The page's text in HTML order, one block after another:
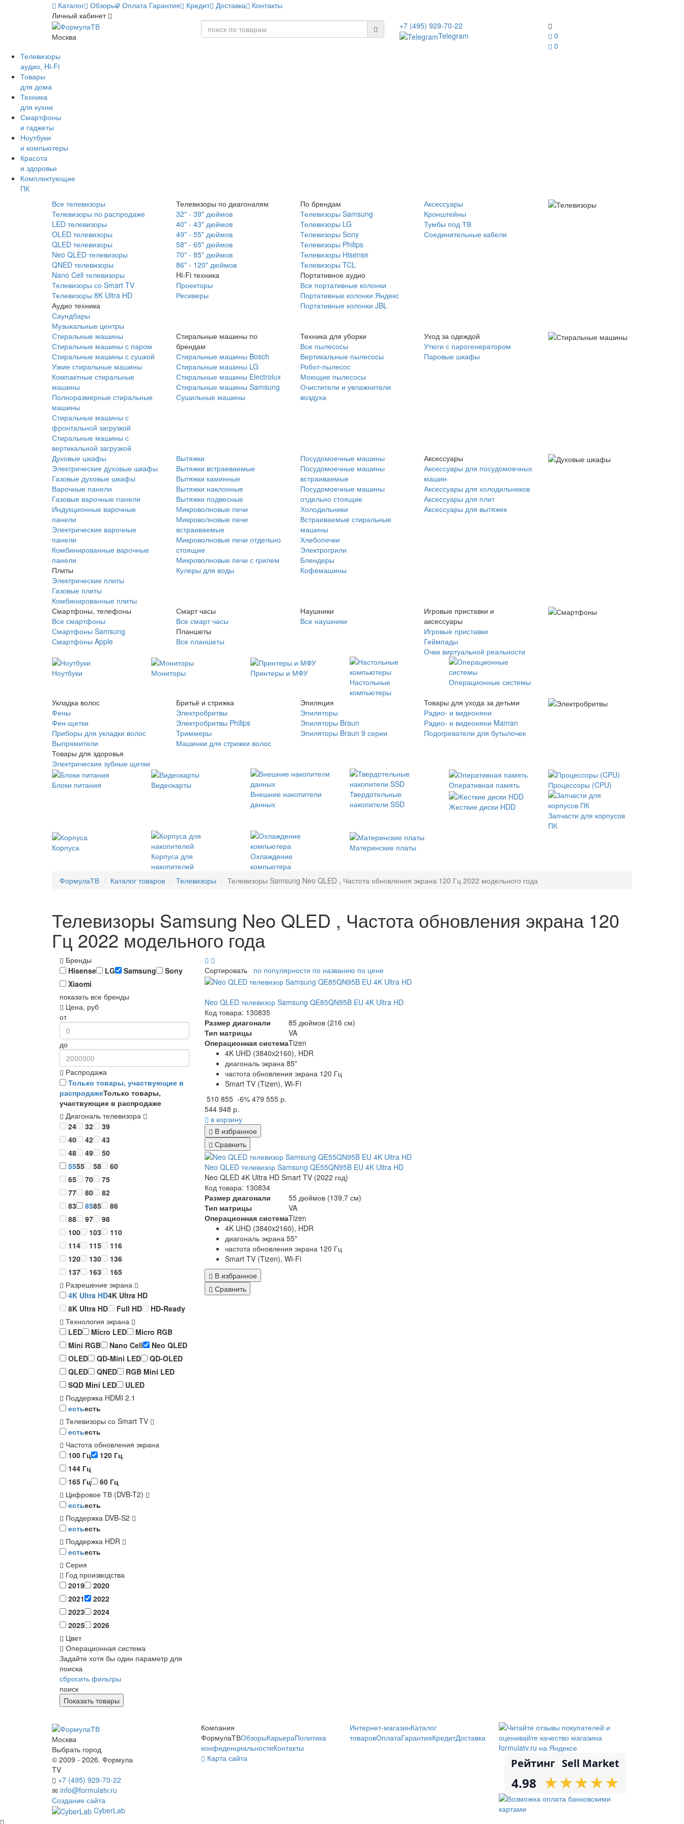
Каталог Обзоры Оплата Гарантия Кредит Доставка
Контакты
Личный кабинет
Москва
0
0
+7 (495) 929-70-22
Telegram
Телевизоры
аудио, Hi-Fi
Товары
для дома
Техника
для кухни
Смартфоны
и гаджеты
Ноутбуки
и компьютеры
Красота
и здоровье
Комплектующие
ПК
Все телевизоры
Телевизоры по распродаже
LED телевизоры
OLED телевизоры
QLED телевизоры
Neo QLED телевизоры
QNED телевизоры
Nano Cell телевизоры
Телевизоры со Smart TV
Телевизоры 8K Ultra HD
Аудио техника
Саундбары
Музыкальные центры
Телевизоры по диагоналям
32" - 39" дюймов
40" - 43" дюймов
49" - 55" дюймов
58" - 65" дюймов
70" - 85" дюймов
86" - 120" дюймов
Hi-Fi техника
Проекторы
Ресиверы
По брендам
Телевизоры Samsung
Телевизоры LG
Телевизоры Sony
Телевизоры Philips
Телевизоры Hisense
Телевизоры TCL
Портативное аудио
Все портативные колонки
Портативные колонки Яндекс
Портативные колонки JBL
Аксессуары
Кронштейны
Тумбы под ТВ
Соединительные кабели
Стиральные машины
Стиральные машины с паром
Стиральные машины с сушкой
Узкие стиральные машины
Компактные стиральные
машины
Полноразмерные стиральные
машины
Стиральные машины с
фронтальной загрузкой
Стиральные машины с
вертикальной загрузкой
Стиральные машины по
брендам
Стиральные машины Bosch
Стиральные машины LG
Стиральные машины Electrolux
Стиральные машины Samsung
Сушильные машины
Техника для уборки
Все пылесосы
Вертикальные пылесосы
Робот-пылесос
Моющие пылесосы
Очистители и увлажнители
воздуха
Уход за одеждой
Утюги с парогенератором
Паровые шкафы
Духовые шкафы
Электрические духовые шкафы
Газовые духовые шкафы
Варочные панели
Газовые варочные панели
Индукционные варочные
панели
Электрические варочные
панели
Комбинированные варочные
панели
Плиты
Электрические плиты
Газовые плиты
Комбинированные плиты
Вытяжки
Вытяжки встраеваемые
Вытяжки каминные
Вытяжки наклонные
Вытяжки подвесные
Микроволновые печи
Микроволновые печи
встраиваемые
Микроволновые печи отдельно
стоящие
Микроволновые печи с грилем
Кулеры для воды
Посудомоечные машины
Посудомоечные машины
встраиваемые
Посудомоечные машины
отдельно стоящие
Холодильники
Встраиваемые стиральные
машины
Хлебопечки
Электрогрили
Блендеры
Кофемашины
Аксессуары
Аксессуары для посудомоечных
машин
Аксессуары для холодильников
Аксессуары для плит
Аксессуары для вытяжек
Смартфоны, телефоны
Все смартфоны
Смартфоны Samsung
Смартфоны Apple
Смарт часы
Все смарт часы
Планшеты
Все планшеты
Наушники
Все наушники
Игровые приставки и
аксессуары
Игровые приставки
Геймпады
Очки виртуальной реальности
Ноутбуки Мониторы
Принтеры и МФУ
Настольные
компьютеры
Операционные системы
Укладка волос
Фены
Фен-щетки
Приборы для укладки волос
Выпрямители
Товары для здоровья
Электрические зубные щетки
Бритьё и стрижка
Электробритвы
Электробритвы Philips
Триммеры
Машинки для стрижки волос
Эпиляция
Эпиляторы
Эпиляторы Braun
Эпиляторы Braun 9 серии
Товары для ухода за детьми
Радио- и видеоняни
Радио- и видеоняни Maman
Подогреватели для бутылочек
Блоки питания
Видеокарты
Внешние накопители
данных
Твердотельные
накопители SSD
Оперативная память Процессоры (CPU)
Жесткие диски HDD
Запчасти для корпусов
ПК
Корпуса
Корпуса для
накопителей
Охлаждение
компьютера
Материнские платы
ФормулаТВ Каталог товаров Телевизоры Телевизоры Samsung Neo QLED , Частота обновления экрана 120 Гц 2022 модельного года
Телевизоры Samsung Neo QLED , Частота обновления экрана 120
Гц 2022 модельного года
Бренды
Hisense
LG Samsung
Sony
Xiaomi
показать все бренды
Цена, руб
от
до
Распродажа
Только товары, участвующие в
распродажеТолько товары,
участвующие в распродаже
Диагональ телевизора
24
32
39
40
42
43
48
49
50
5555 58
60
65
70
75
77
80
82
83
8585
86
88
97
98
100
103
110
114
115
116
120
130
136
137
163
165
Разрешение экрана
4K Ultra HD4K Ultra HD
8K Ultra HD
Full HD
HD-Ready
Технология экрана
LED
Micro LED
Micro RGB
Mini RGB
Nano Cell
Neo QLED
OLED
QD-Mini LED
QD-OLED
QLED
QNED
RGB Mini LED
SQD Mini LED
ULED
Поддержка HDMI 2.1
естьесть
Телевизоры со Smart TV
естьесть
Частота обновления экрана
100 Гц
120 Гц
144 Гц
165 Гц
60 Гц
Цифровое ТВ (DVB-T2)
естьесть
Поддержка DVB-S2
естьесть
Поддержка HDR
естьесть
Серия
Год производства
2019
2020
2021
2022
2023
2024
2025
2026
Цвет
Операционная система
Задайте хотя бы один параметр для
поиска
сбросить фильтры
поиск
Сортировать по популярности по названию по цене
Neo QLED телевизор Samsung QE85QN95B EU 4K Ultra HD
Код товара: 130835
Размер диагонали
85 дюймов (216 см)
Тип матрицы
VA
Операционная системаTizen
4K UHD (3840x2160), HDR
диагональ экрана 85"
частота обновления экрана 120 Гц
Smart TV (Tizen), Wi-Fi
510 855 -6% 479 555 р.
544 948 р.
в корзину
В избранное
Сравнить
Neo QLED телевизор Samsung QE55QN95B EU 4K Ultra HD
Neo QLED 4K Ultra HD Smart TV (2022 год)
Код товара: 130834
Размер диагонали
55 дюймов (139,7 см)
Тип матрицы
VA
Операционная системаTizen
4K UHD (3840x2160), HDR
диагональ экрана 55"
частота обновления экрана 120 Гц
Smart TV (Tizen), Wi-Fi
В избранное
Сравнить
Москва
Выбрать город
© 2009 - 2026. Формула
TV
+7 (495) 929-70-22
info@formulatv.ru
Создание сайта
CyberLab
Компания
ФормулаТВОбзорыКарьераПолитика
конфиденциальностиКонтакты
Интернет-магазинКаталог
товаровОплатаГарантияКредитДоставка
Карта сайта
Рейтинг Sell Market
4.98 ★
★★
★★
★★
★★
★